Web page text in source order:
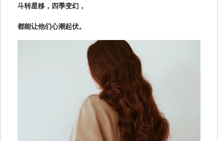
斗转星移，四季变幻，
都能让他们心潮起伏。